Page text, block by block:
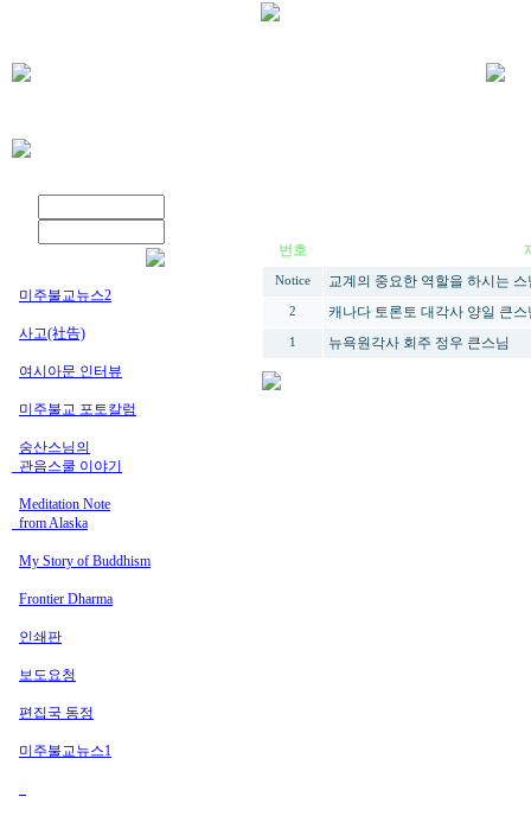
미주불교뉴스2
사고(社告)
여시아문 인터뷰
미주불교 포토칼럼
숭산스님의
_관음스쿨 이야기
Meditation Note
from Alaska
My Story of Buddhism
Frontier Dharma
인쇄판
보도요청
편집국 동정
미주불교뉴스1
번호
Notice 교계의 중요한 역할을 하시는
2 캐나다 토론토 대각사 양일 큰스
1 뉴욕원각사 회주 정우 큰스님